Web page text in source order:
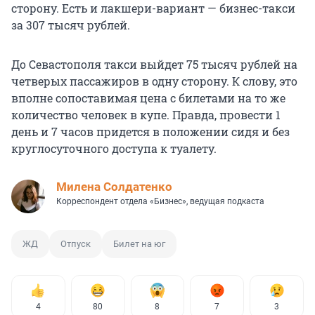
сторону. Есть и лакшери-вариант — бизнес-такси
за 307 тысяч рублей.
До Севастополя такси выйдет 75 тысяч рублей на
четверых пассажиров в одну сторону. К слову, это
вполне сопоставимая цена с билетами на то же
количество человек в купе. Правда, провести 1
день и 7 часов придется в положении сидя и без
круглосуточного доступа к туалету.
Милена Солдатенко
Корреспондент отдела «Бизнес», ведущая подкаста
ЖД Отпуск Билет на юг
4 80 8 7 3